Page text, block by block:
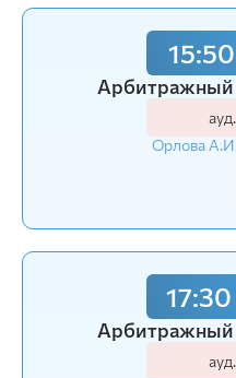
Арбитражный
Орлова
Арбитражный